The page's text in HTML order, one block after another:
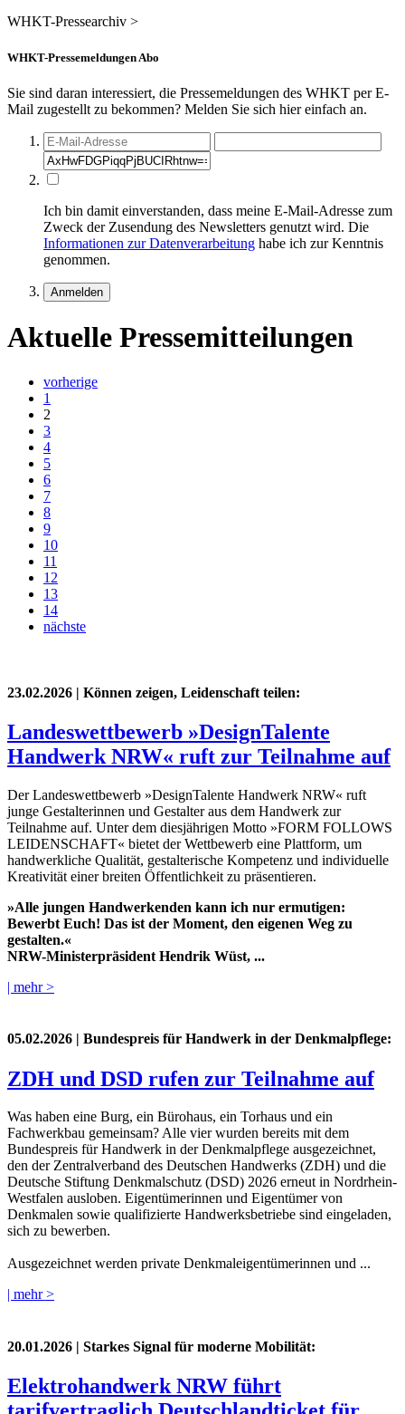
WHKT-Pressearchiv >
WHKT-Pressemeldungen Abo
Sie sind daran interessiert, die Pressemeldungen des WHKT per E-
Mail zugestellt zu bekommen? Melden Sie sich hier einfach an.
Ich bin damit einverstanden, dass meine E-Mail-Adresse zum
Zweck der Zusendung des Newsletters genutzt wird. Die
Informationen zur Datenverarbeitung habe ich zur Kenntnis
genommen.
Aktuelle Pressemitteilungen
vorherige
1
2
3
4
5
6
7
8
9
10
11
12
13
14
nächste
23.02.2026 | Können zeigen, Leidenschaft teilen:
Landeswettbewerb »DesignTalente
Handwerk NRW« ruft zur Teilnahme auf
Der Landeswettbewerb »DesignTalente Handwerk NRW« ruft
junge Gestalterinnen und Gestalter aus dem Handwerk zur
Teilnahme auf. Unter dem diesjährigen Motto »FORM FOLLOWS
LEIDENSCHAFT« bietet der Wettbewerb eine Plattform, um
handwerkliche Qualität, gestalterische Kompetenz und individuelle
Kreativität einer breiten Öffentlichkeit zu präsentieren.
»Alle jungen Handwerkenden kann ich nur ermutigen:
Bewerbt Euch! Das ist der Moment, den eigenen Weg zu
gestalten.«
NRW-Ministerpräsident Hendrik Wüst, ...
| mehr >
05.02.2026 | Bundespreis für Handwerk in der Denkmalpflege:
ZDH und DSD rufen zur Teilnahme auf
Was haben eine Burg, ein Bürohaus, ein Torhaus und ein
Fachwerkbau gemeinsam? Alle vier wurden bereits mit dem
Bundespreis für Handwerk in der Denkmalpflege ausgezeichnet,
den der Zentralverband des Deutschen Handwerks (ZDH) und die
Deutsche Stiftung Denkmalschutz (DSD) 2026 erneut in Nordrhein-
Westfalen ausloben. Eigentümerinnen und Eigentümer von
Denkmalen sowie qualifizierte Handwerksbetriebe sind eingeladen,
sich zu bewerben.
Ausgezeichnet werden private Denkmaleigentümerinnen und ...
| mehr >
20.01.2026 | Starkes Signal für moderne Mobilität:
Elektrohandwerk NRW führt